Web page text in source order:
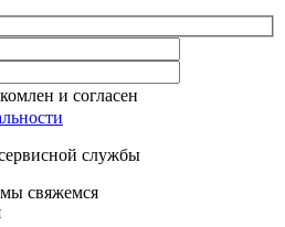
и согласен
службы
свяжемся